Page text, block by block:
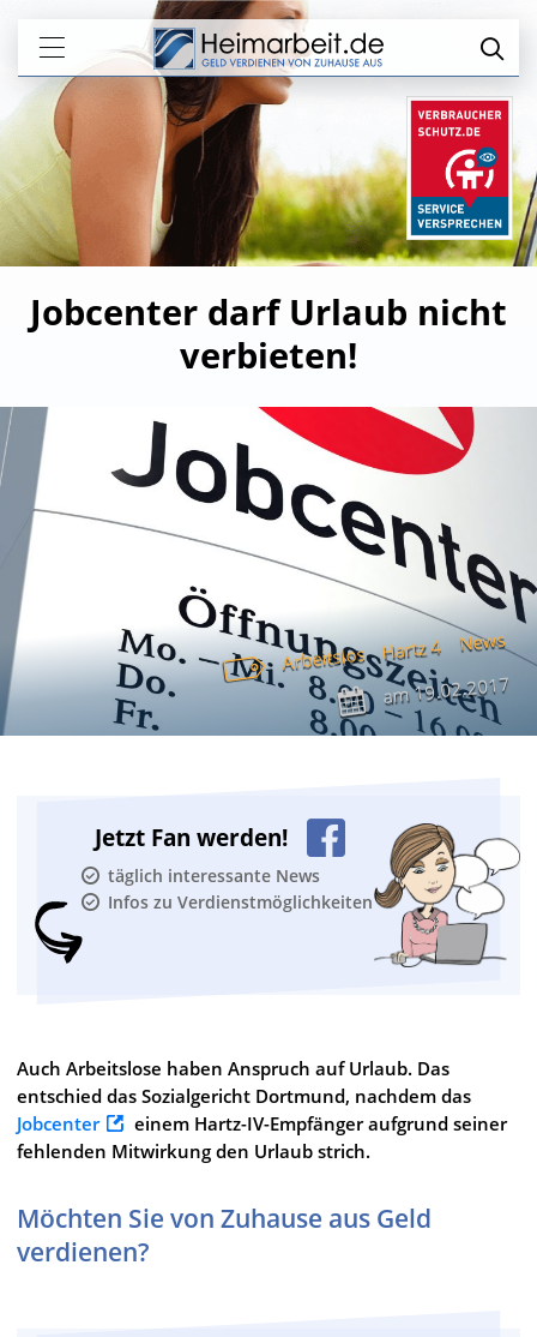
Jobcenter darf Urlaub nicht
verbieten!
Arbeitslos Hartz 4 News
am19.02.2017
Jetzt Fan werden!
täglich interessante News
Infos zu Verdienstmöglichkeiten
Auch Arbeitslose haben Anspruch auf Urlaub. Das
entschied das Sozialgericht Dortmund, nachdem das
Jobcenter
einem Hartz-IV-Empfänger aufgrund seiner
fehlenden Mitwirkung den Urlaub strich.
Möchten Sie von Zuhause aus Geld
verdienen?